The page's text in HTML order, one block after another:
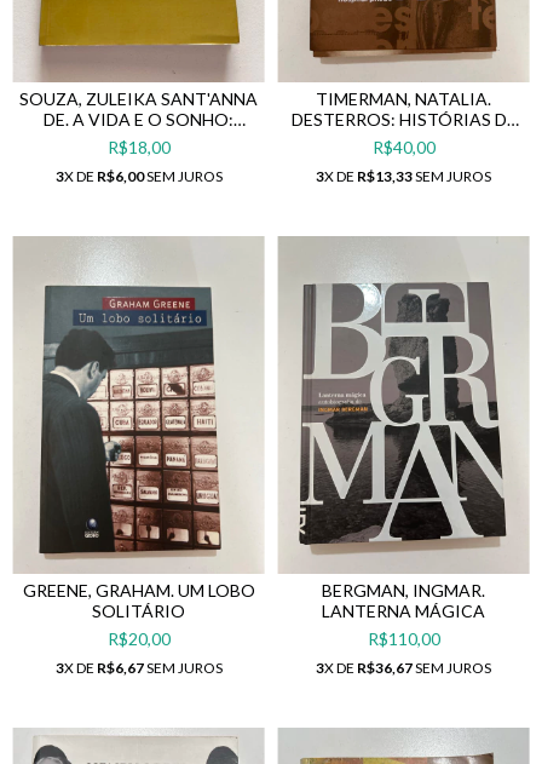
SOUZA, ZULEIKA SANT'ANNA
DE. A VIDA E O SONHO:
MEMÓRIAS AFETIVAS SOBRE
O BAIRRO HONÓRIO
GURGEL
R$18,00
3X DE R$6,00SEM JUROS
TIMERMAN, NATALIA.
DESTERROS: HISTÓRIAS DE
UM HOSPITAL-PRISÃO
R$40,00
3X DE R$13,33SEM JUROS
GREENE, GRAHAM. UM LOBO
SOLITÁRIO
R$20,00
3X DE R$6,67SEM JUROS
BERGMAN, INGMAR.
LANTERNA MÁGICA
R$110,00
3X DE R$36,67SEM JUROS